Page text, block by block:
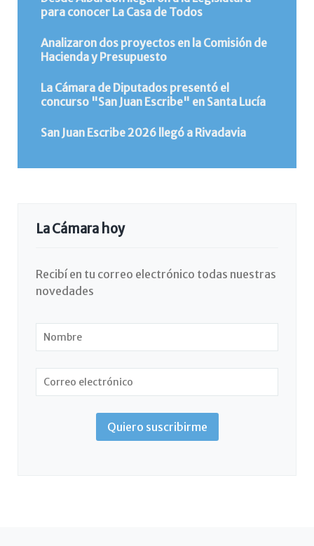
para conocer La Casa de Todos
Analizaron dos proyectos en la Comisión de
Hacienda y Presupuesto
La Cámara de Diputados presentó el
concurso "San Juan Escribe" en Santa Lucía
San Juan Escribe 2026 llegó a Rivadavia
La Cámara hoy
Recibí en tu correo electrónico todas nuestras
novedades